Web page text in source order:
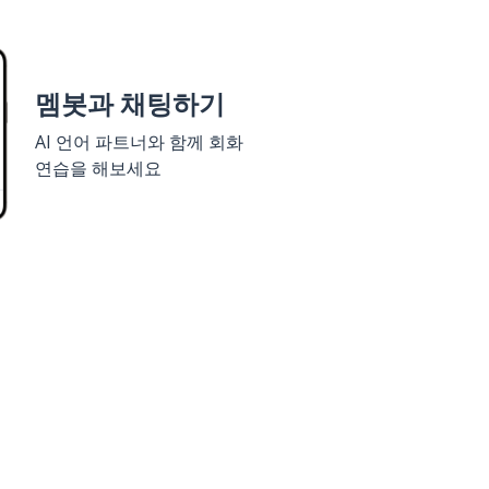
멤봇과 채팅하기
AI 언어 파트너와 함께 회화
연습을 해보세요